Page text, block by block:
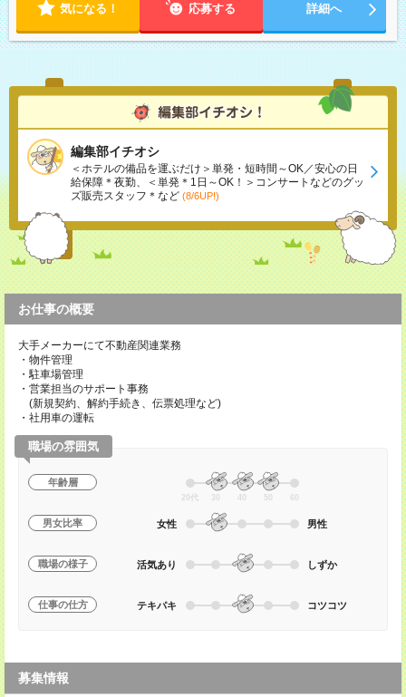
気になる！ 応募する 詳細へ
編集部イチオシ
＜ホテルの備品を運ぶだけ＞単発・短時間～OK／安心の日
給保障＊夜勤、＜単発＊1日～OK！＞コンサートなどのグッ
ズ販売スタッフ＊など (8/6UP!)
お仕事の概要
大手メーカーにて不動産関連業務
・物件管理
・駐車場管理
・営業担当のサポート事務
(新規契約、解約手続き、伝票処理など)
・社用車の運転
職場の雰囲気
年齢層
20代 30 40 50 60
男女比率 女性 男性
職場の様子 活気あり しずか
仕事の仕方 テキパキ コツコツ
募集情報